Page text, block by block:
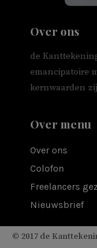
Over ons
de
emancipatoire
kernwaarden
Over menu
Over ons
Colofon
Freelancers
Nieuwsbrief
© 2017 de